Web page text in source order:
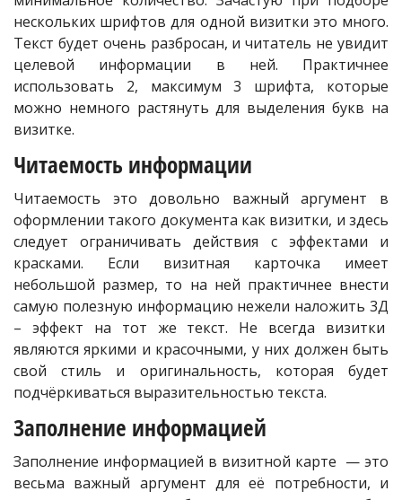
нескольких шрифтов для одной визитки это много.
Текст будет очень разбросан, и читатель не увидит
целевой информации в ней. Практичнее
использовать 2, максимум 3 шрифта, которые
можно немного растянуть для выделения букв на
визитке.
Читаемость информации
Читаемость это довольно важный аргумент в
оформлении такого документа как визитки, и здесь
следует ограничивать действия с эффектами и
красками. Если визитная карточка имеет
небольшой размер, то на ней практичнее внести
самую полезную информацию нежели наложить 3Д
– эффект на тот же текст. Не всегда визитки
являются яркими и красочными, у них должен быть
свой стиль и оригинальность, которая будет
подчёркиваться выразительностью текста.
Заполнение информацией
Заполнение информацией в визитной карте — это
весьма важный аргумент для её потребности, и